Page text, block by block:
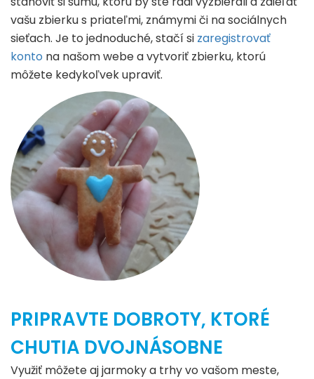
vašu zbierku s priateľmi, známymi či na sociálnych
sieťach. Je to jednoduché, stačí si zaregistrovať
konto na našom webe a vytvoriť zbierku, ktorú
môžete kedykoľvek upraviť.
PRIPRAVTE DOBROTY, KTORÉ
CHUTIA DVOJNÁSOBNE
Využiť môžete aj jarmoky a trhy vo vašom meste,